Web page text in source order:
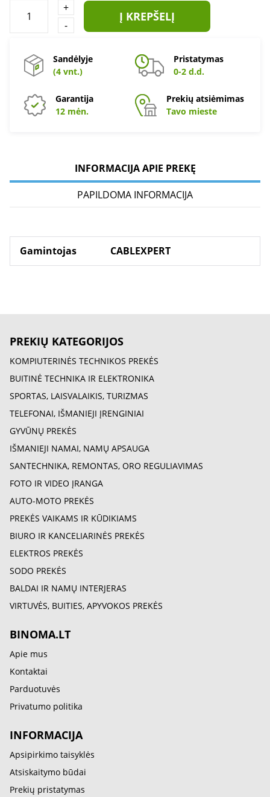
+
-
Į KREPŠELĮ
Sandėlyje
(4 vnt.)
Pristatymas
0-2 d.d.
Garantija
12 mėn.
Prekių atsiėmimas
Tavo mieste
INFORMACIJA APIE PREKĘ
PAPILDOMA INFORMACIJA
Gamintojas CABLEXPERT
PREKIŲ KATEGORIJOS
KOMPIUTERINĖS TECHNIKOS PREKĖS
BUITINĖ TECHNIKA IR ELEKTRONIKA
SPORTAS, LAISVALAIKIS, TURIZMAS
TELEFONAI, IŠMANIEJI ĮRENGINIAI
GYVŪNŲ PREKĖS
IŠMANIEJI NAMAI, NAMŲ APSAUGA
SANTECHNIKA, REMONTAS, ORO REGULIAVIMAS
FOTO IR VIDEO ĮRANGA
AUTO-MOTO PREKĖS
PREKĖS VAIKAMS IR KŪDIKIAMS
BIURO IR KANCELIARINĖS PREKĖS
ELEKTROS PREKĖS
SODO PREKĖS
BALDAI IR NAMŲ INTERJERAS
VIRTUVĖS, BUITIES, APYVOKOS PREKĖS
BINOMA.LT
Apie mus
Kontaktai
Parduotuvės
Privatumo politika
INFORMACIJA
Apsipirkimo taisyklės
Atsiskaitymo būdai
Prekių pristatymas